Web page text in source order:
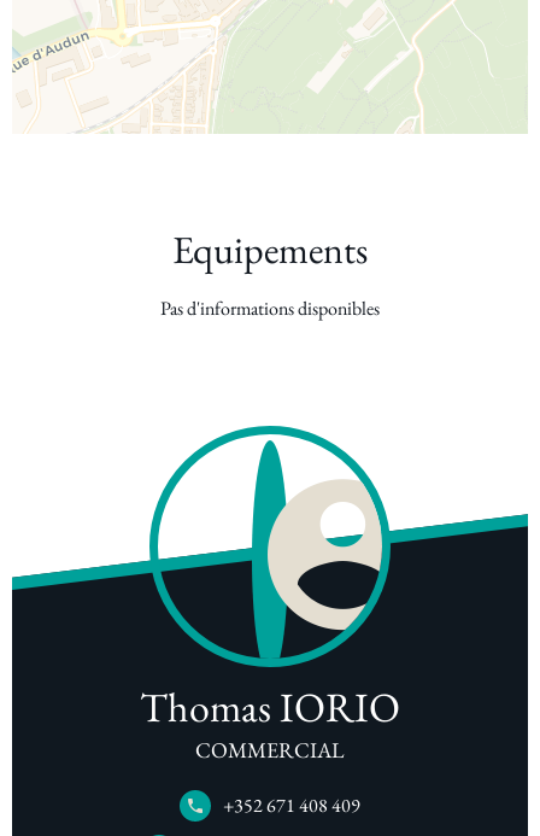
Equipements
Pas d'informations disponibles
Thomas IORIO
COMMERCIAL
+352 671 408 409